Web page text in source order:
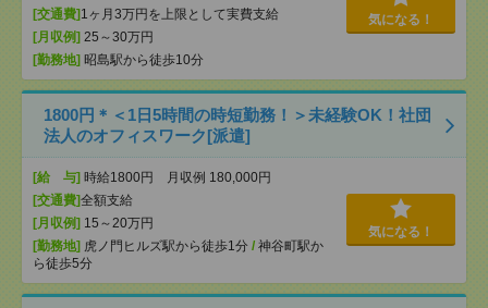
[交通費] 1ヶ月3万円を上限として実費支給
[月収例] 25～30万円
[勤務地] 昭島駅から徒歩10分
気になる！
1800円＊＜1日5時間の時短勤務！＞未経験OK！社団
法人のオフィスワーク[派遣]
[給 与] 時給1800円 月収例 180,000円
[交通費]全額支給
[月収例] 15～20万円
[勤務地] 虎ノ門ヒルズ駅から徒歩1分 / 神谷町駅か
ら徒歩5分
気になる！